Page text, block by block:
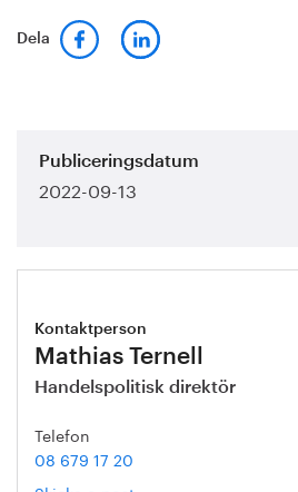
Dela
Publiceringsdatum
2022-09-13
Kontaktperson
Mathias Ternell
Handelspolitisk direktör
Telefon
08 679 17 20